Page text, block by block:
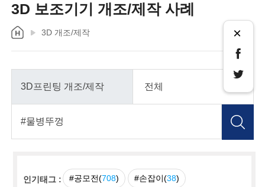
3D 보조기기 개조/제작 사례
3D 개조/제작 ×
인기태그 : #공모전(708) #손잡이(38)